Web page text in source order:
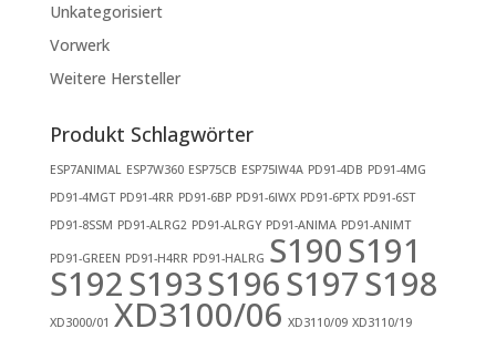
Unkategorisiert
Vorwerk
Weitere Hersteller
Produkt Schlagwörter
ESP7ANIMAL ESP7W360 ESP75CB ESP75IW4A PD91-4DB PD91-4MG
PD91-4MGT PD91-4RR PD91-6BP PD91-6IWX PD91-6PTX PD91-6ST
PD91-8SSM PD91-ALRG2 PD91-ALRGY PD91-ANIMA PD91-ANIMT
PD91-GREEN PD91-H4RR PD91-HALRG S190S191
S192S193S196S197S198
XD3000/01 XD3100/06 XD3110/09 XD3110/19